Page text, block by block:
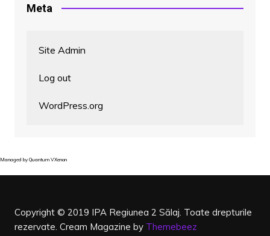
Meta
Site Admin
Log out
WordPress.org
Managed by Quantum VXenon
Copyright © 2019 IPA Regiunea 2 Sălaj. Toate drepturile
rezervate. Cream Magazine by Themebeez